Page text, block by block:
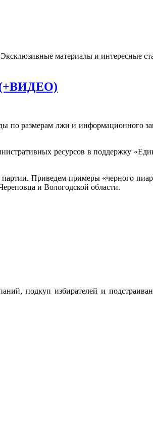
материалы и интересные
(+ВИДЕО)
по размерам лжи и информационного
ресурсов в поддержку
Приведем примеры «черного
и Вологодской области.
подкуп избирателей и